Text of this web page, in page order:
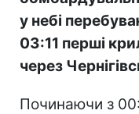
у небі
03:11 перші
через
Починаючи з